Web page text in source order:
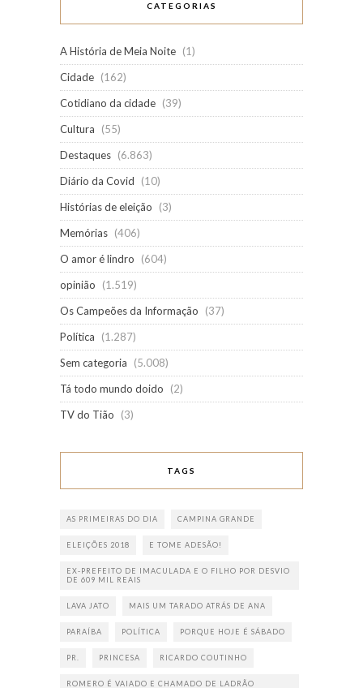
CATEGORIAS
A História de Meia Noite (1)
Cidade (162)
Cotidiano da cidade (39)
Cultura
(55)
Destaques (6.863)
Diário da Covid
(10)
Histórias de eleição
(3)
Memórias (406)
O amor é lindro
(604)
opinião
(1.519)
Os Campeões da Informação
(37)
Política
(1.287)
Sem categoria
(5.008)
Tá todo mundo doido
(2)
TV do Tião
(3)
TAGS
AS PRIMEIRAS DO DIA CAMPINA GRANDE
ELEIÇÕES 2018 E TOME ADESÃO!
EX-PREFEITO DE IMACULADA E O FILHO POR DESVIO
DE 609 MIL REAIS
LAVA JATO MAIS UM TARADO ATRÁS DE ANA
PARAÍBA POLÍTICA PORQUE HOJE É SÁBADO
PR. PRINCESA RICARDO COUTINHO
ROMERO É VAIADO E CHAMADO DE LADRÃO